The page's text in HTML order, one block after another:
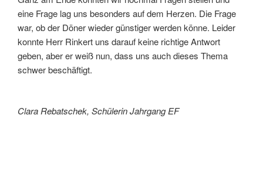
eine Frage lag uns besonders auf dem Herzen. Die Frage
war, ob der Döner wieder günstiger werden könne. Leider
konnte Herr Rinkert uns darauf keine richtige Antwort
geben, aber er weiß nun, dass uns auch dieses Thema
schwer beschäftigt.
Clara Rebatschek, Schülerin Jahrgang EF